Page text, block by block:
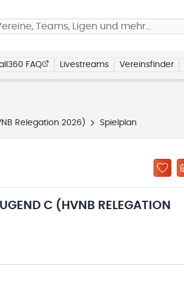
Teams, Ligen und mehr…
FAQ Livestreams Vereinsfinder
Relegation 2026) Spielplan
C (HVNB RELEGATION